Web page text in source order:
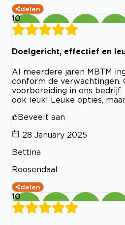
delen
10
Doelgericht, effectief en
Al meerdere jaren MBTM
conform de verwachtingen.
voorbereiding in ons
ook leuk! Leuke opties,
Beveelt aan
28 January 2025
Bettina
Roosendaal
delen
10